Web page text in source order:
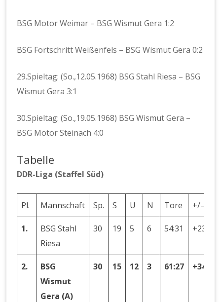
BSG Motor Weimar – BSG Wismut Gera 1:2
BSG Fortschritt Weißenfels – BSG Wismut Gera 0:2
29.Spieltag: (So.,12.05.1968) BSG Stahl Riesa – BSG
Wismut Gera 3:1
30.Spieltag: (So.,19.05.1968) BSG Wismut Gera –
BSG Motor Steinach 4:0
Tabelle
DDR-Liga (Staffel Süd)
Pl. Mannschaft Sp. S U N Tore +/–
1.
BSG Stahl
Riesa
30 19 5 6 54:31 +23
2.
BSG
Wismut
Gera (A)
30 15 12 3 61:27 +34